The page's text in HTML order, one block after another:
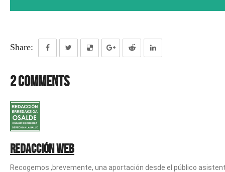
Share:
2 Comments
Redacción web
Recogemos ,brevemente, una aportación desde el público